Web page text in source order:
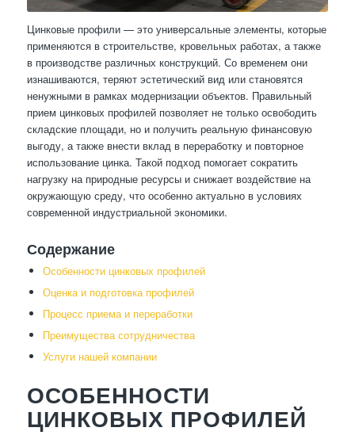
Цинковые профили — это универсальные элементы, которые
применяются в строительстве, кровельных работах, а также
в производстве различных конструкций. Со временем они
изнашиваются, теряют эстетический вид или становятся
ненужными в рамках модернизации объектов. Правильный
прием цинковых профилей позволяет не только освободить
складские площади, но и получить реальную финансовую
выгоду, а также внести вклад в переработку и повторное
использование цинка. Такой подход помогает сократить
нагрузку на природные ресурсы и снижает воздействие на
окружающую среду, что особенно актуально в условиях
современной индустриальной экономики.
Содержание
Особенности цинковых профилей
Оценка и подготовка профилей
Процесс приема и переработки
Преимущества сотрудничества
Услуги нашей компании
ОСОБЕННОСТИ
ЦИНКОВЫХ ПРОФИЛЕЙ